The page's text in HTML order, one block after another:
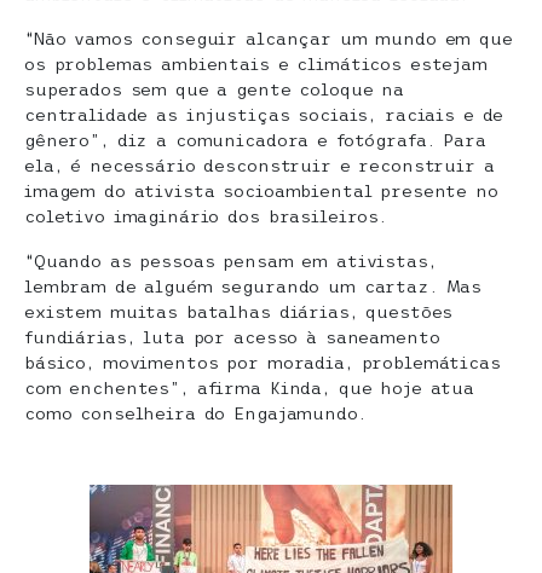
“Não vamos conseguir alcançar um mundo em que
os problemas ambientais e climáticos estejam
superados sem que a gente coloque na
centralidade as injustiças sociais, raciais e de
gênero”, diz a comunicadora e fotógrafa. Para
ela, é necessário desconstruir e reconstruir a
imagem do ativista socioambiental presente no
coletivo imaginário dos brasileiros.
“Quando as pessoas pensam em ativistas,
lembram de alguém segurando um cartaz. Mas
existem muitas batalhas diárias, questões
fundiárias, luta por acesso à saneamento
básico, movimentos por moradia, problemáticas
com enchentes”, afirma Kinda, que hoje atua
como conselheira do Engajamundo.